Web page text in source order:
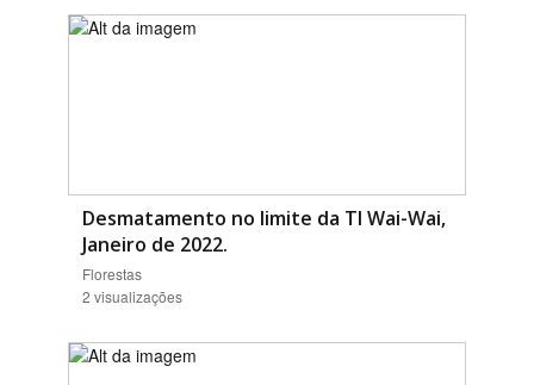
Desmatamento no limite da TI Wai-Wai,
Janeiro de 2022.
Florestas
2 visualizações